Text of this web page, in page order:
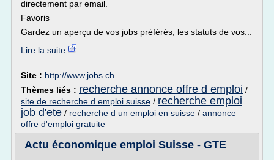
directement par email.
Favoris
Gardez un aperçu de vos jobs préférés, les statuts de vos...
Lire la suite
Site : http://www.jobs.ch
Thèmes liés : recherche annonce offre d emploi /
site de recherche d emploi suisse / recherche emploi
job d'ete / recherche d un emploi en suisse / annonce
offre d'emploi gratuite
Actu économique emploi Suisse - GTE